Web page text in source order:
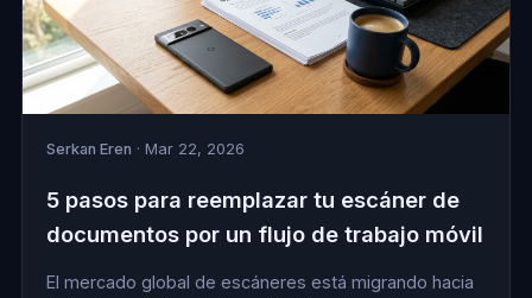
Serkan Eren · Mar 22, 2026
5 pasos para reemplazar tu escáner de
documentos por un flujo de trabajo móvil
El mercado global de escáneres está migrando hacia